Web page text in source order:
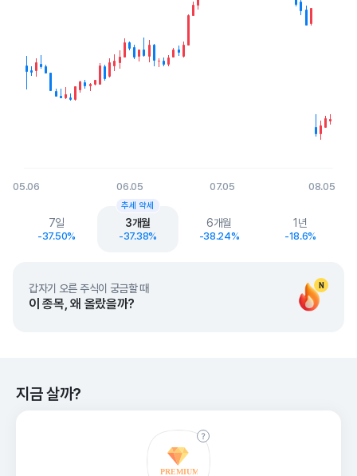
05.06 06.05 07.05 08.05
End of interactive chart.
7일
-37.50%
3개월
-37.38%
추세 약세
6개월
-38.24%
1년
-18.6%
N
갑자기 오른 주식이 궁금할 때
이 종목, 왜 올랐을까?
지금 살까?